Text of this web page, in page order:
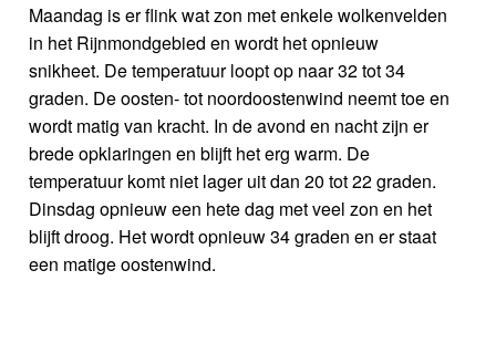
Maandag is er flink wat zon met enkele wolkenvelden
in het Rijnmondgebied en wordt het opnieuw
snikheet. De temperatuur loopt op naar 32 tot 34
graden. De oosten- tot noordoostenwind neemt toe en
wordt matig van kracht. In de avond en nacht zijn er
brede opklaringen en blijft het erg warm. De
temperatuur komt niet lager uit dan 20 tot 22 graden.
Dinsdag opnieuw een hete dag met veel zon en het
blijft droog. Het wordt opnieuw 34 graden en er staat
een matige oostenwind.